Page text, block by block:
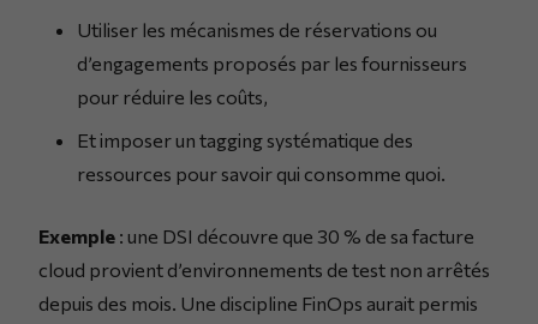
Utiliser les mécanismes de réservations ou
d’engagements proposés par les fournisseurs
pour réduire les coûts,
Et imposer un tagging systématique des
ressources pour savoir qui consomme quoi.
Exemple : une DSI découvre que 30 % de sa facture
cloud provient d’environnements de test non arrêtés
depuis des mois. Une discipline FinOps aurait permis